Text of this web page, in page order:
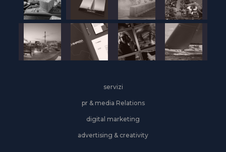
servizi
pr & media Relations
digital marketing
advertising & creativity